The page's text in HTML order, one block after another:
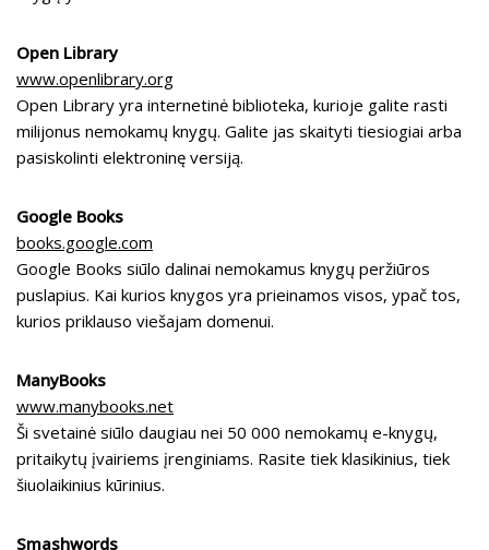
Open Library
www.openlibrary.org
Open Library yra internetinė biblioteka, kurioje galite rasti
milijonus nemokamų knygų. Galite jas skaityti tiesiogiai arba
pasiskolinti elektroninę versiją.
Google Books
books.google.com
Google Books siūlo dalinai nemokamus knygų peržiūros
puslapius. Kai kurios knygos yra prieinamos visos, ypač tos,
kurios priklauso viešajam domenui.
ManyBooks
www.manybooks.net
Ši svetainė siūlo daugiau nei 50 000 nemokamų e-knygų,
pritaikytų įvairiems įrenginiams. Rasite tiek klasikinius, tiek
šiuolaikinius kūrinius.
Smashwords